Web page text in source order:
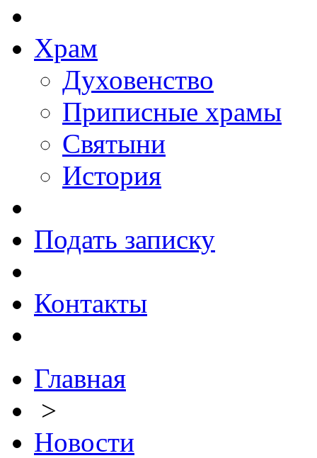
Храм
Духовенство
Приписные храмы
Святыни
История
Подать записку
Контакты
Главная
>
Новости